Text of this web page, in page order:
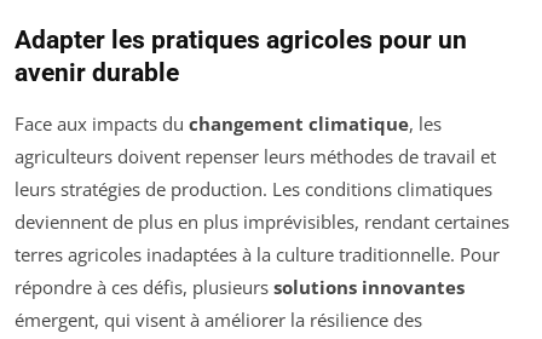
Adapter les pratiques agricoles pour un
avenir durable
Face aux impacts du changement climatique, les
agriculteurs doivent repenser leurs méthodes de travail et
leurs stratégies de production. Les conditions climatiques
deviennent de plus en plus imprévisibles, rendant certaines
terres agricoles inadaptées à la culture traditionnelle. Pour
répondre à ces défis, plusieurs solutions innovantes
émergent, qui visent à améliorer la résilience des